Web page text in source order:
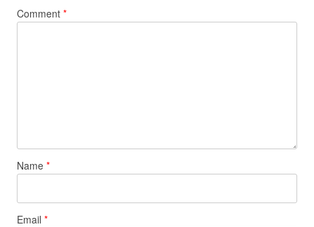
Comment *
Name *
Email *